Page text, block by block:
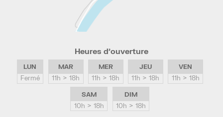
Heures d’ouverture
LUN
Fermé
MAR
11h > 18h
MER
11h > 18h
JEU
11h > 18h
VEN
11h > 18h
SAM
10h > 18h
DIM
10h > 18h